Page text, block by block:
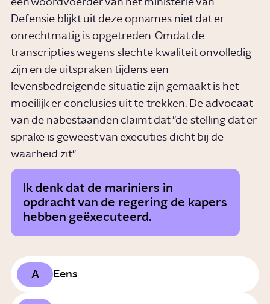
een woordvoerder van het ministerie van
Defensie blijkt uit deze opnames niet dat er
onrechtmatig is opgetreden. Omdat de
transcripties wegens slechte kwaliteit onvolledig
zijn en de uitspraken tijdens een
levensbedreigende situatie zijn gemaakt is het
moeilijk er conclusies uit te trekken. De advocaat
van de nabestaanden claimt dat "de stelling dat er
sprake is geweest van executies dicht bij de
waarheid zit".
Ik denk dat de mariniers in
opdracht van de regering de kapers
hebben geëxecuteerd.
A Eens